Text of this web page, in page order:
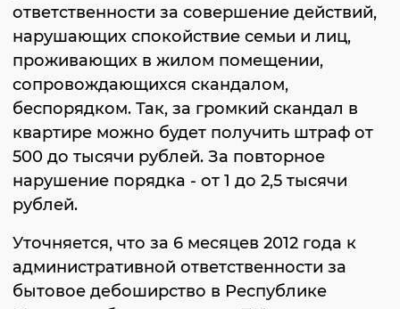
ответственности за совершение действий,
нарушающих спокойствие семьи и лиц,
проживающих в жилом помещении,
сопровождающихся скандалом,
беспорядком. Так, за громкий скандал в
квартире можно будет получить штраф от
500 до тысячи рублей. За повторное
нарушение порядка - от 1 до 2,5 тысячи
рублей.
Уточняется, что за 6 месяцев 2012 года к
административной ответственности за
бытовое дебоширство в Республике